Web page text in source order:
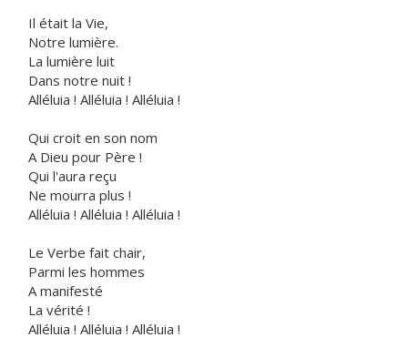
Il était la Vie,
Notre lumière.
La lumière luit
Dans notre nuit !
Alléluia ! Alléluia ! Alléluia !
Qui croit en son nom
A Dieu pour Père !
Qui l'aura reçu
Ne mourra plus !
Alléluia ! Alléluia ! Alléluia !
Le Verbe fait chair,
Parmi les hommes
A manifesté
La vérité !
Alléluia ! Alléluia ! Alléluia !